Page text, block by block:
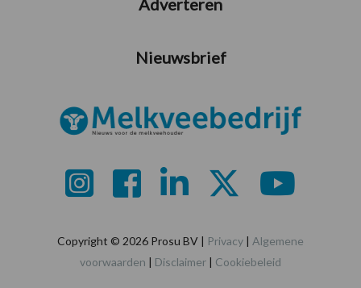
Adverteren
Nieuwsbrief
Copyright © 2026 Prosu BV | Privacy | Algemene
voorwaarden | Disclaimer | Cookiebeleid